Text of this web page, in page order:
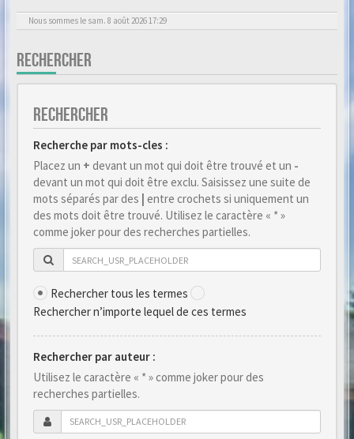
Nous sommes le sam. 8 août 2026 17:29
RECHERCHER
RECHERCHER
Recherche par mots-cles :
Placez un + devant un mot qui doit être trouvé et un -
devant un mot qui doit être exclu. Saisissez une suite de
mots séparés par des | entre crochets si uniquement un
des mots doit être trouvé. Utilisez le caractère « * »
comme joker pour des recherches partielles.
Rechercher tous les termes
Rechercher n’importe lequel de ces termes
Rechercher par auteur :
Utilisez le caractère « * » comme joker pour des
recherches partielles.